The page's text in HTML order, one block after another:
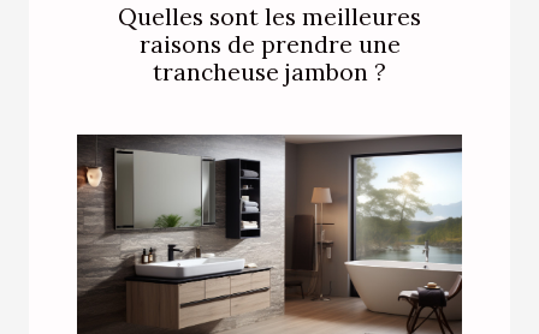
Quelles sont les meilleures
raisons de prendre une
trancheuse jambon ?